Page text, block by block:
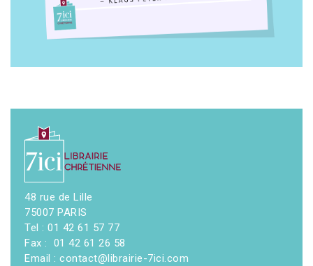
48 rue de Lille
75007 PARIS
Tel : 01 42 61 57 77
Fax : 01 42 61 26 58
Email : contact@librairie-7ici.com